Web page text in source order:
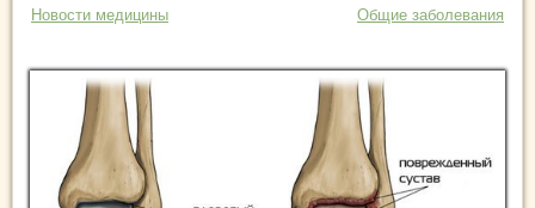
Новости медицины Общие заболевания